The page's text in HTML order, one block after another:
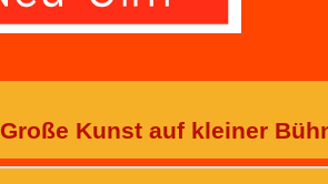
Große Kunst auf kleiner